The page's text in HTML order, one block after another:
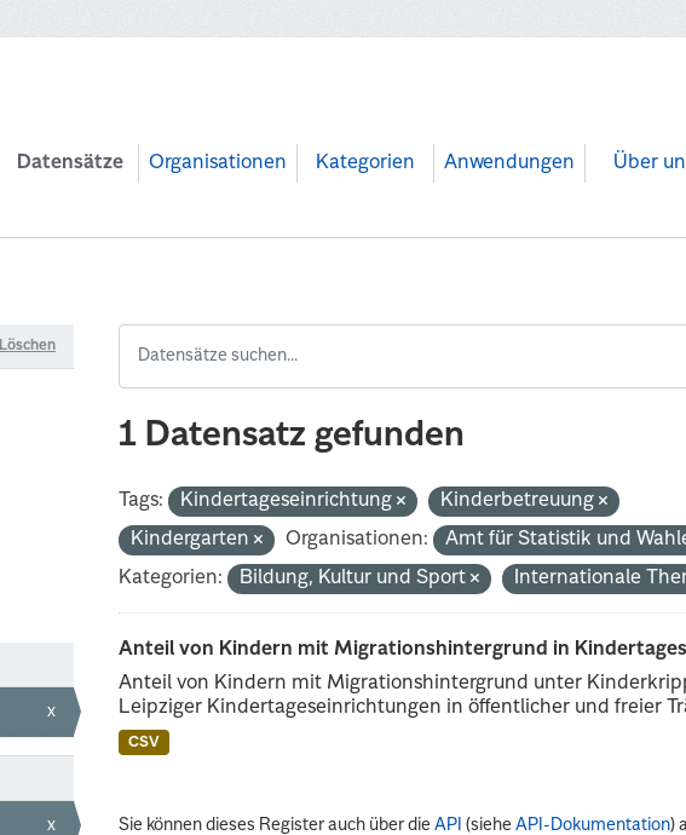
Datensätze Organisationen Kategorien Anwendungen Über
Löschen
x
x
1 Datensatz gefunden
Tags: Kindertageseinrichtung
Kinderbetreuung
Kindergarten
Organisationen:
Amt für Statistik und
Kategorien:
Bildung, Kultur und Sport Internationale
Anteil von Kindern mit Migrationshintergrund in
Anteil von Kindern mit Migrationshintergrund unter
Leipziger Kindertageseinrichtungen in öffentlicher und freier
CSV
Sie können dieses Register auch über dieAPI (sieheAPI-Dokumentation)